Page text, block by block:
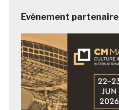
Evénement partenaire